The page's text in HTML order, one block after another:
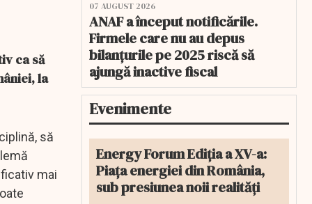
ca să
la
să
mai
07 AUGUST 2026
ANAF a început notificările.
Firmele care nu au depus
bilanțurile pe 2025 riscă să
ajungă inactive fiscal
Evenimente
Energy Forum Ediția a XV-a:
Piața energiei din România,
sub presiunea noii realități